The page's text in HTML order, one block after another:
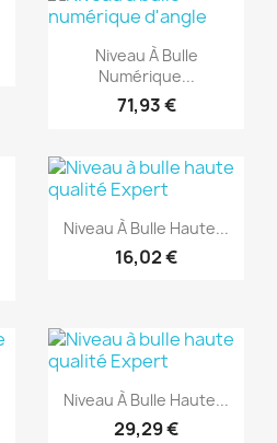
Aperçu rapide
Niveau À Bulle
Numérique...
71,93 €
(1)
Aperçu rapide
Niveau À Bulle Haute...
16,02 €
Aperçu rapide
Niveau À Bulle Haute...
29,29 €